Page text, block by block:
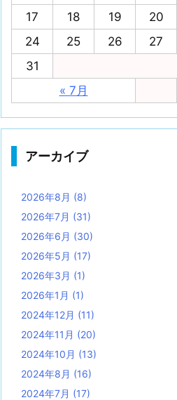
« 7月
17
18 19 20
24
25 26 27
31
アーカイブ
2026年8月 (8)
2026年7月 (31)
2026年6月 (30)
2026年5月 (17)
2026年3月 (1)
2026年1月 (1)
2024年12月 (11)
2024年11月 (20)
2024年10月 (13)
2024年8月 (16)
2024年7月 (17)